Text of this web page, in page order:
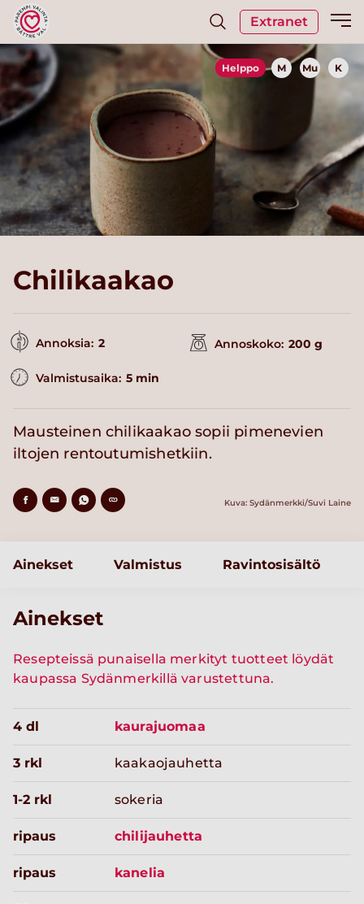
Extranet
Helppo M Mu K
Chilikaakao
Annoksia: 2 Annoskoko: 200 g
Valmistusaika: 5 min
Mausteinen chilikaakao sopii pimenevien
iltojen rentoutumishetkiin.
Kuva: Sydänmerkki/Suvi Laine
Ainekset Valmistus Ravintosisältö
Ainekset
Resepteissä punaisella merkityt tuotteet löydät
kaupassa Sydänmerkillä varustettuna.
4 dl kaurajuomaa
3 rkl kaakaojauhetta
1-2 rkl sokeria
ripaus chilijauhetta
ripaus kanelia